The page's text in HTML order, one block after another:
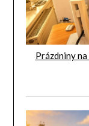
Prázdniny